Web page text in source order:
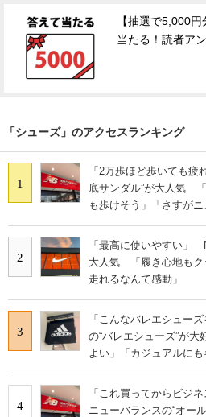
【抽選で5,000
当たる！読者ア
「シューズ」のアクセスランキング
1
「2万歩ほど歩いても
底サンダル”が大人気
も歩けそう」「さすがニ
2
「最高に使いやすい」
大人気 「履き心地も
走れるなんて感動」
3
「こんなバレエシュー
の“バレエシューズ”が
よい」「カジュアルにも
4
「これ買ってからビジ
ニューバランスの“オー